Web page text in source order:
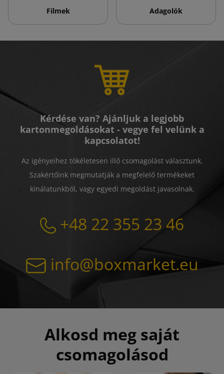
Filmek Adagolók
Kérdése van? Ajánljuk a legjobb
kartonmegoldásokat - vegye fel velünk a
kapcsolatot!
Az igényeihez tökéletesen illő csomagolást választunk.
Szakértőink megmutatják a megfelelő termékeket
kínálatunkból, vagy egyedi megoldást javasolnak.
+48 22 355 23 46
info@boxmarket.eu
Alkosd meg saját
csomagolásod